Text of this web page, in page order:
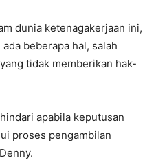
dunia ketenagakerjaan ini,
beberapa hal, salah
tidak memberikan hak-
apabila keputusan
proses pengambilan